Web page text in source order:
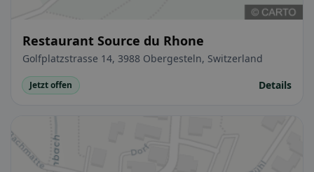
Restaurant Source du Rhone
Golfplatzstrasse 14, 3988 Obergesteln, Switzerland
Jetzt offen Details